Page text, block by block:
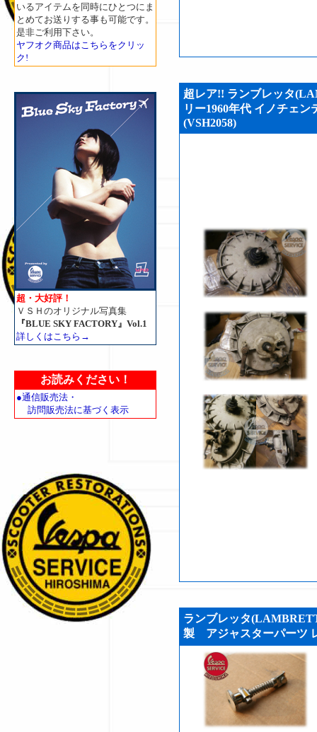
いるアイテムを同時にひとつにま
とめてお送りする事も可能です。
是非ご利用下さい。
ヤフオク商品はこちらをクリッ
ク!
超・大好評！
ＶＳＨのオリジナル写真集
『BLUE SKY FACTORY』Vol.1
詳しくはこちら→
お読みください！
●通信販売法・
訪問販売法に基づく表示
超レア!! ランブレッタ
リー1960年代 イノチェ
(VSH2058)
ランブレッタ
製 アジャスターパーツ